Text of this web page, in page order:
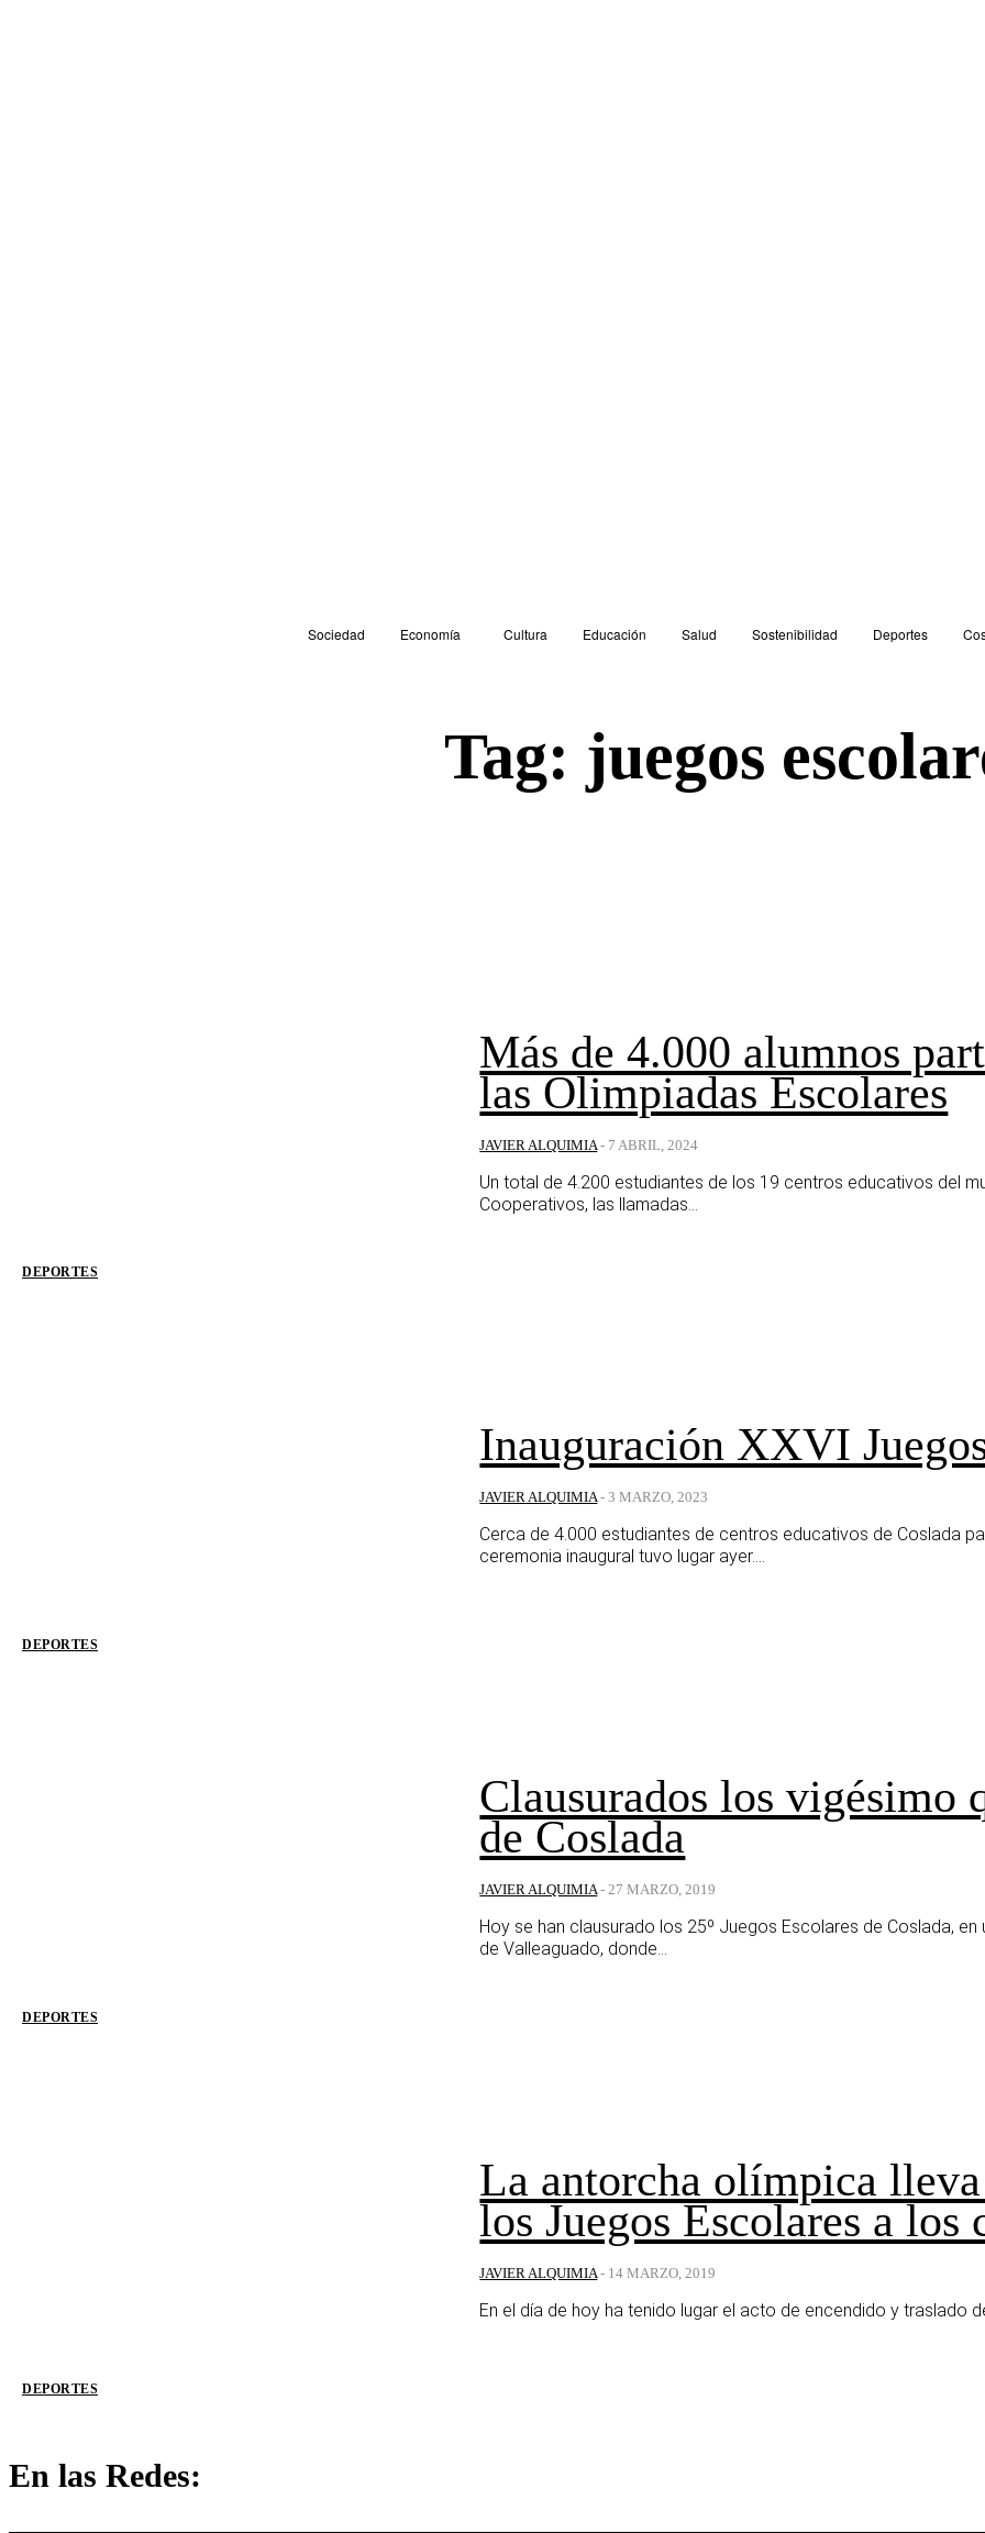
Sociedad Economía Cultura Educación Salud Sostenibilidad Deportes
Tag: juegos
DEPORTES
Más de 4.000 alumnos
las Olimpiadas Escolares
JAVIER ALQUIMIA - 7 ABRIL, 2024
Un total de 4.200 estudiantes de los 19 centros educativos del
Cooperativos, las llamadas...
DEPORTES
Inauguración XXVI
JAVIER ALQUIMIA - 3 MARZO, 2023
Cerca de 4.000 estudiantes de centros educativos de Coslada
ceremonia inaugural tuvo lugar ayer....
DEPORTES
Clausurados los vigésimo
de Coslada
JAVIER ALQUIMIA - 27 MARZO, 2019
Hoy se han clausurado los 25º Juegos Escolares de Coslada,
de Valleaguado, donde...
DEPORTES
La antorcha olímpica
los Juegos Escolares a
JAVIER ALQUIMIA - 14 MARZO, 2019
En el día de hoy ha tenido lugar el acto de encendido y traslado
En las Redes: